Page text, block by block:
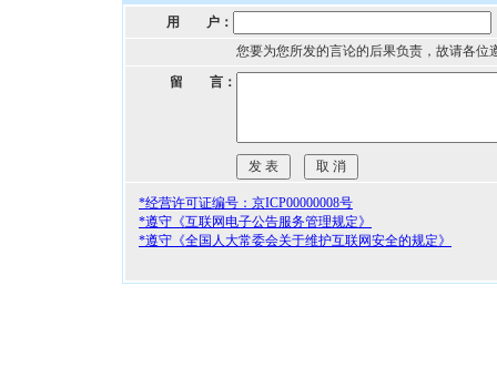
用 户：
您要为您所发的言论的后果负责，故请各位
留 言：
*经营许可证编号：京ICP00000008号
*遵守《互联网电子公告服务管理规定》
*遵守《全国人大常委会关于维护互联网安全的规定》